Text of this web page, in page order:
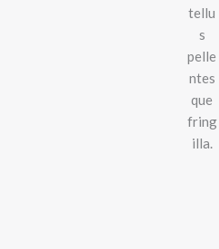
tellu
s
pelle
ntes
que
fring
illa.